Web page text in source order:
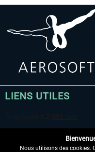
LIENS UTILES
Nous utilisons des cookies.